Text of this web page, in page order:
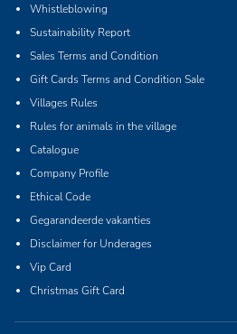
Whistleblowing
Sustainability Report
Sales Terms and Condition
Gift Cards Terms and Condition Sale
Villages Rules
Rules for animals in the village
Catalogue
Company Profile
Ethical Code
Gegarandeerde vakanties
Disclaimer for Underages
Vip Card
Christmas Gift Card